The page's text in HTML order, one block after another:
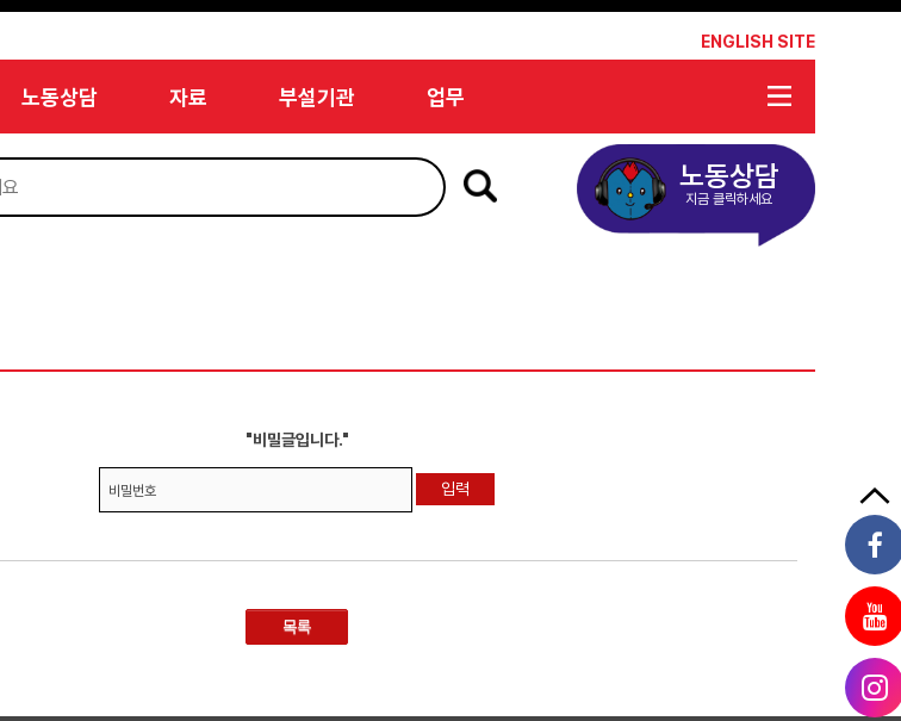
ENGLISH SITE
노동상담 자료 부설기관 업무
노동상담
지금 클릭하세요
"비밀글입니다."
비밀번호
목록